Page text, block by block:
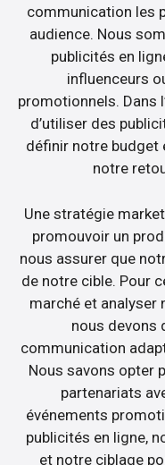
communication les
audience. Nous
publicités en
influenceurs
promotionnels. Dans
d’utiliser des
définir notre budget
notre
Une stratégie
promouvoir un
nous assurer que
de notre cible. Pour
marché et analyser
nous devons
communication
Nous savons opter
partenariats
événements
publicités en ligne,
et notre ciblage